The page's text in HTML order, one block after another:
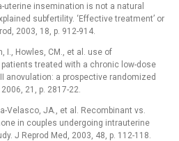
uterine insemination is not a natural
subfertility. ‘Effective treatment’ or
2003, 18, p. 912-914.
I., Howles, CM., et al. use of
treated with a chronic low-dose
anovulation: a prospective randomized
21, p. 2817-22.
Velasco, JA., et al. Recombinant vs.
in couples undergoing intrauterine
J Reprod Med, 2003, 48, p. 112-118.